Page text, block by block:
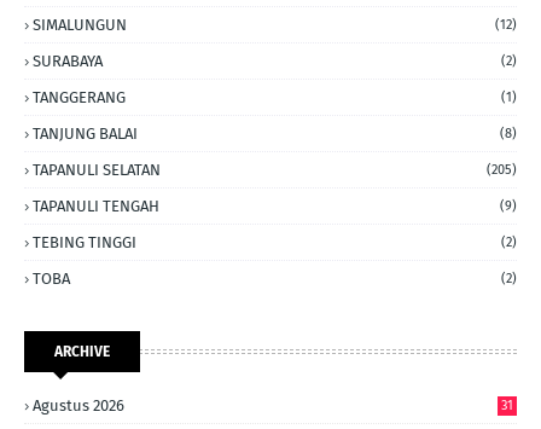
SIMALUNGUN (12)
SURABAYA (2)
TANGGERANG (1)
TANJUNG BALAI (8)
TAPANULI SELATAN (205)
TAPANULI TENGAH (9)
TEBING TINGGI (2)
TOBA (2)
ARCHIVE
Agustus 2026 31